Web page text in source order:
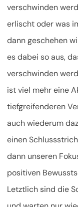
verschwinden
erlischt oder was
dann geschehen
es dabei so aus,
verschwinden
ist viel mehr eine
tiefgreifenderen
auch wiederum
einen
dann unseren
positiven
Letztlich sind die